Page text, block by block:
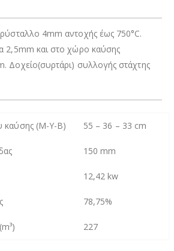
4mm αντοχής έως 750°C.
2,5mm και στο χώρο καύσης
Δοχείο(συρτάρι) συλλογής στάχτης
καύσης (Μ-Υ-Β) 55 – 36 – 33 cm
150 mm
12,42 kw
78,75%
227